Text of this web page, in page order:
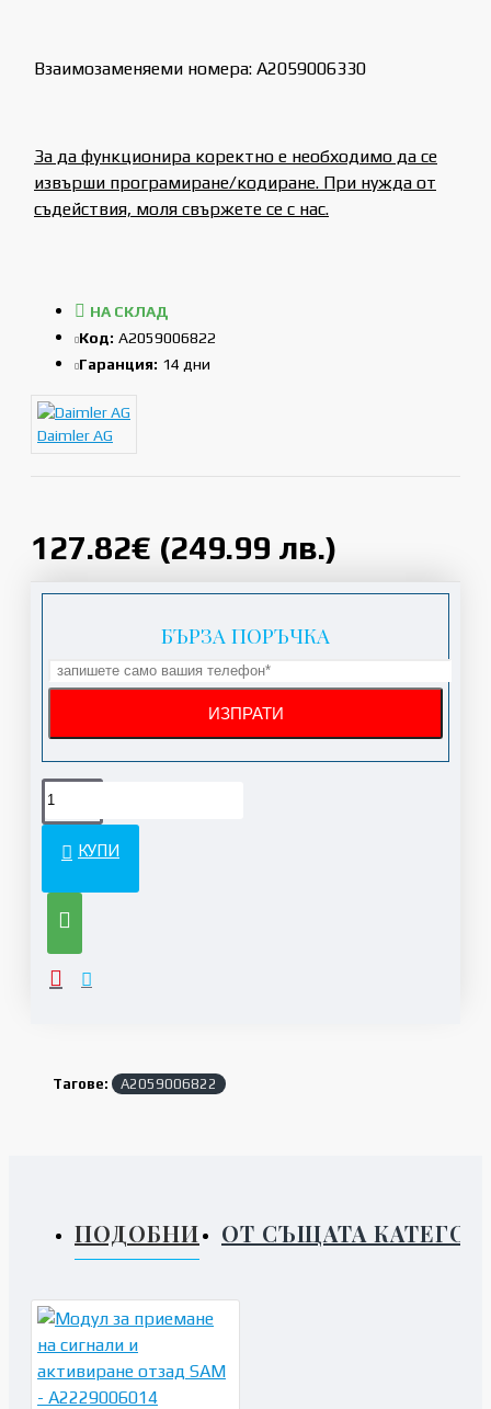
Взаимозаменяеми номера: A2059006330
За да функционира коректно е необходимо да се
извърши програмиране/кодиране. При нужда от
съдействия, моля свържете се с нас.
127.82€ (249.99 лв.)
НА СКЛАД
Код: A2059006822
Гаранция: 14 дни
Daimler AG
БЪРЗА ПОРЪЧКА
КУПИ
Тагове: A2059006822
ПОДОБНИ ОТ СЪЩАТА